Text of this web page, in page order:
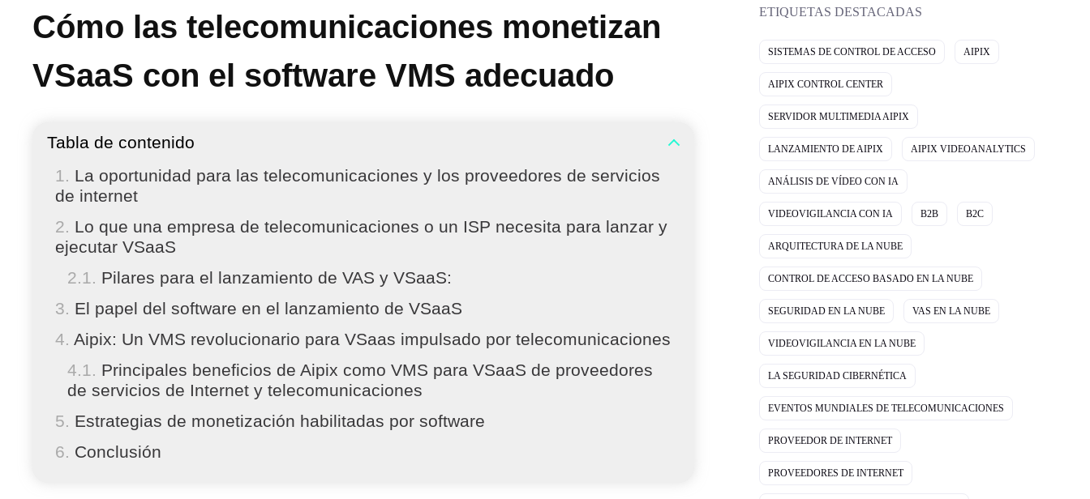
Cómo las telecomunicaciones monetizan
VSaaS con el software VMS adecuado
Tabla de contenido
La oportunidad para las telecomunicaciones y los proveedores de servicios
de internet
Lo que una empresa de telecomunicaciones o un ISP necesita para lanzar y
ejecutar VSaaS
Pilares para el lanzamiento de VAS y VSaaS:
El papel del software en el lanzamiento de VSaaS
Aipix: Un VMS revolucionario para VSaas impulsado por telecomunicaciones
Principales beneficios de Aipix como VMS para VSaaS de proveedores
de servicios de Internet y telecomunicaciones
Estrategias de monetización habilitadas por software
Conclusión
ETIQUETAS DESTACADAS
SISTEMAS DE CONTROL DE ACCESO AIPIX
AIPIX CONTROL CENTER
SERVIDOR MULTIMEDIA AIPIX
LANZAMIENTO DE AIPIX AIPIX VIDEOANALYTICS
ANÁLISIS DE VÍDEO CON IA
VIDEOVIGILANCIA CON IA B2B B2C
ARQUITECTURA DE LA NUBE
CONTROL DE ACCESO BASADO EN LA NUBE
SEGURIDAD EN LA NUBE VAS EN LA NUBE
VIDEOVIGILANCIA EN LA NUBE
LA SEGURIDAD CIBERNÉTICA
EVENTOS MUNDIALES DE TELECOMUNICACIONES
PROVEEDOR DE INTERNET
PROVEEDORES DE INTERNET